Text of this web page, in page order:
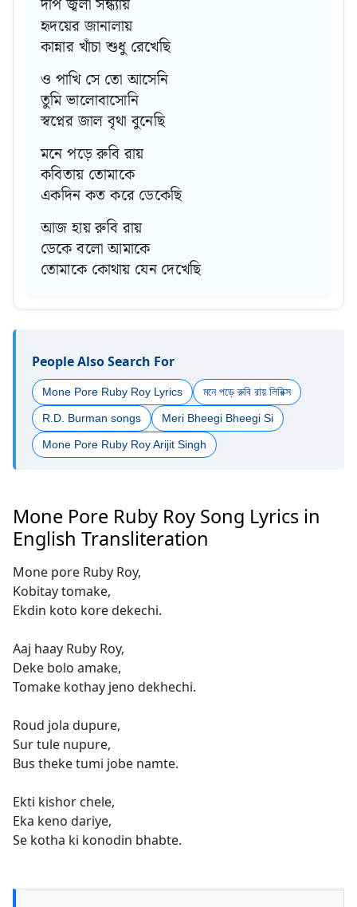
দীপ জ্বলা সন্ধ্যায়
হৃদয়ের জানালায়
কান্নার খাঁচা শুধু রেখেছি
ও পাখি সে তো আসেনি
তুমি ভালোবাসোনি
স্বপ্নের জাল বৃথা বুনেছি
মনে পড়ে রুবি রায়
কবিতায় তোমাকে
একদিন কত করে ডেকেছি
আজ হায় রুবি রায়
ডেকে বলো আমাকে
তোমাকে কোথায় যেন দেখেছি
People Also Search For
Mone Pore Ruby Roy Lyrics মনে পড়ে রুবি রায় লিরিক্স
R.D. Burman songs Meri Bheegi Bheegi Si
Mone Pore Ruby Roy Arijit Singh
Mone Pore Ruby Roy Song Lyrics in
English Transliteration
Mone pore Ruby Roy,
Kobitay tomake,
Ekdin koto kore dekechi.
Aaj haay Ruby Roy,
Deke bolo amake,
Tomake kothay jeno dekhechi.
Roud jola dupure,
Sur tule nupure,
Bus theke tumi jobe namte.
Ekti kishor chele,
Eka keno dariye,
Se kotha ki konodin bhabte.